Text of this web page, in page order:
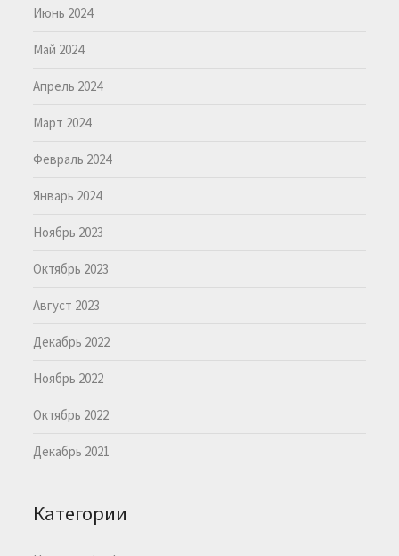
Июнь 2024
Май 2024
Апрель 2024
Март 2024
Февраль 2024
Январь 2024
Ноябрь 2023
Октябрь 2023
Август 2023
Декабрь 2022
Ноябрь 2022
Октябрь 2022
Декабрь 2021
Категории